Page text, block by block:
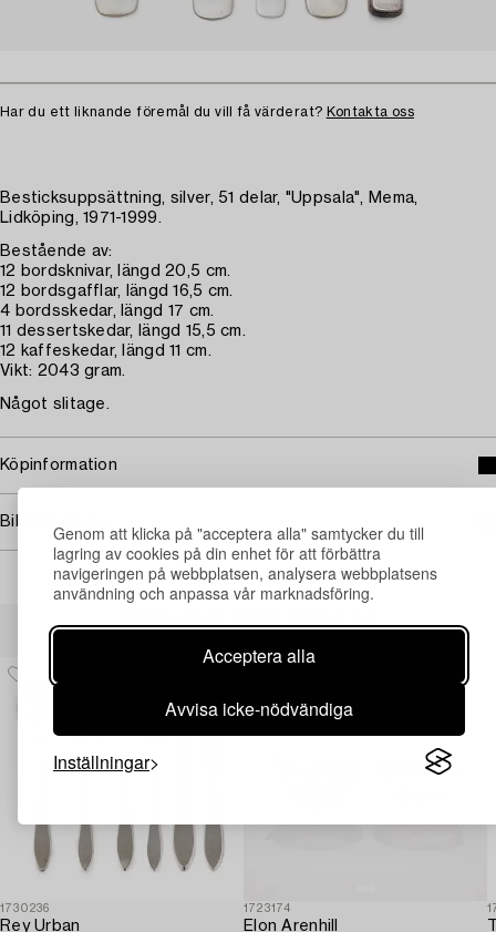
Genom att klicka på "acceptera alla" samtycker du till
lagring av cookies på din enhet för att förbättra
navigeringen på webbplatsen, analysera webbplatsens
användning och anpassa vår marknadsföring.
Acceptera alla
Avvisa icke-nödvändiga
Inställningar
Har du ett liknande föremål du vill få värderat? Kontakta oss
Besticksuppsättning, silver, 51 delar, "Uppsala", Mema,
Lidköping, 1971-1999.
Bestående av:
12 bordsknivar, längd 20,5 cm.
12 bordsgafflar, längd 16,5 cm.
4 bordsskedar, längd 17 cm.
11 dessertskedar, längd 15,5 cm.
12 kaffeskedar, längd 11 cm.
Vikt: 2043 gram.
Något slitage.
Köpinformation
Bildrättigheter
1730236
Rey Urban
1723174
Elon Arenhill